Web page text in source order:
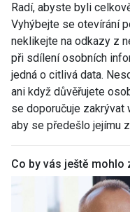
Radí, abyste byli
Vyhýbejte se otevírání
neklikejte na odkazy z
při sdílení osobních
jedná o citlivá data.
ani když důvěřujete
se doporučuje zakrývat
aby se předešlo jejímu
Co by vás ještě mohlo